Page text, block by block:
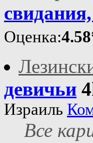
Оценка:
девичьи
Израиль
Все